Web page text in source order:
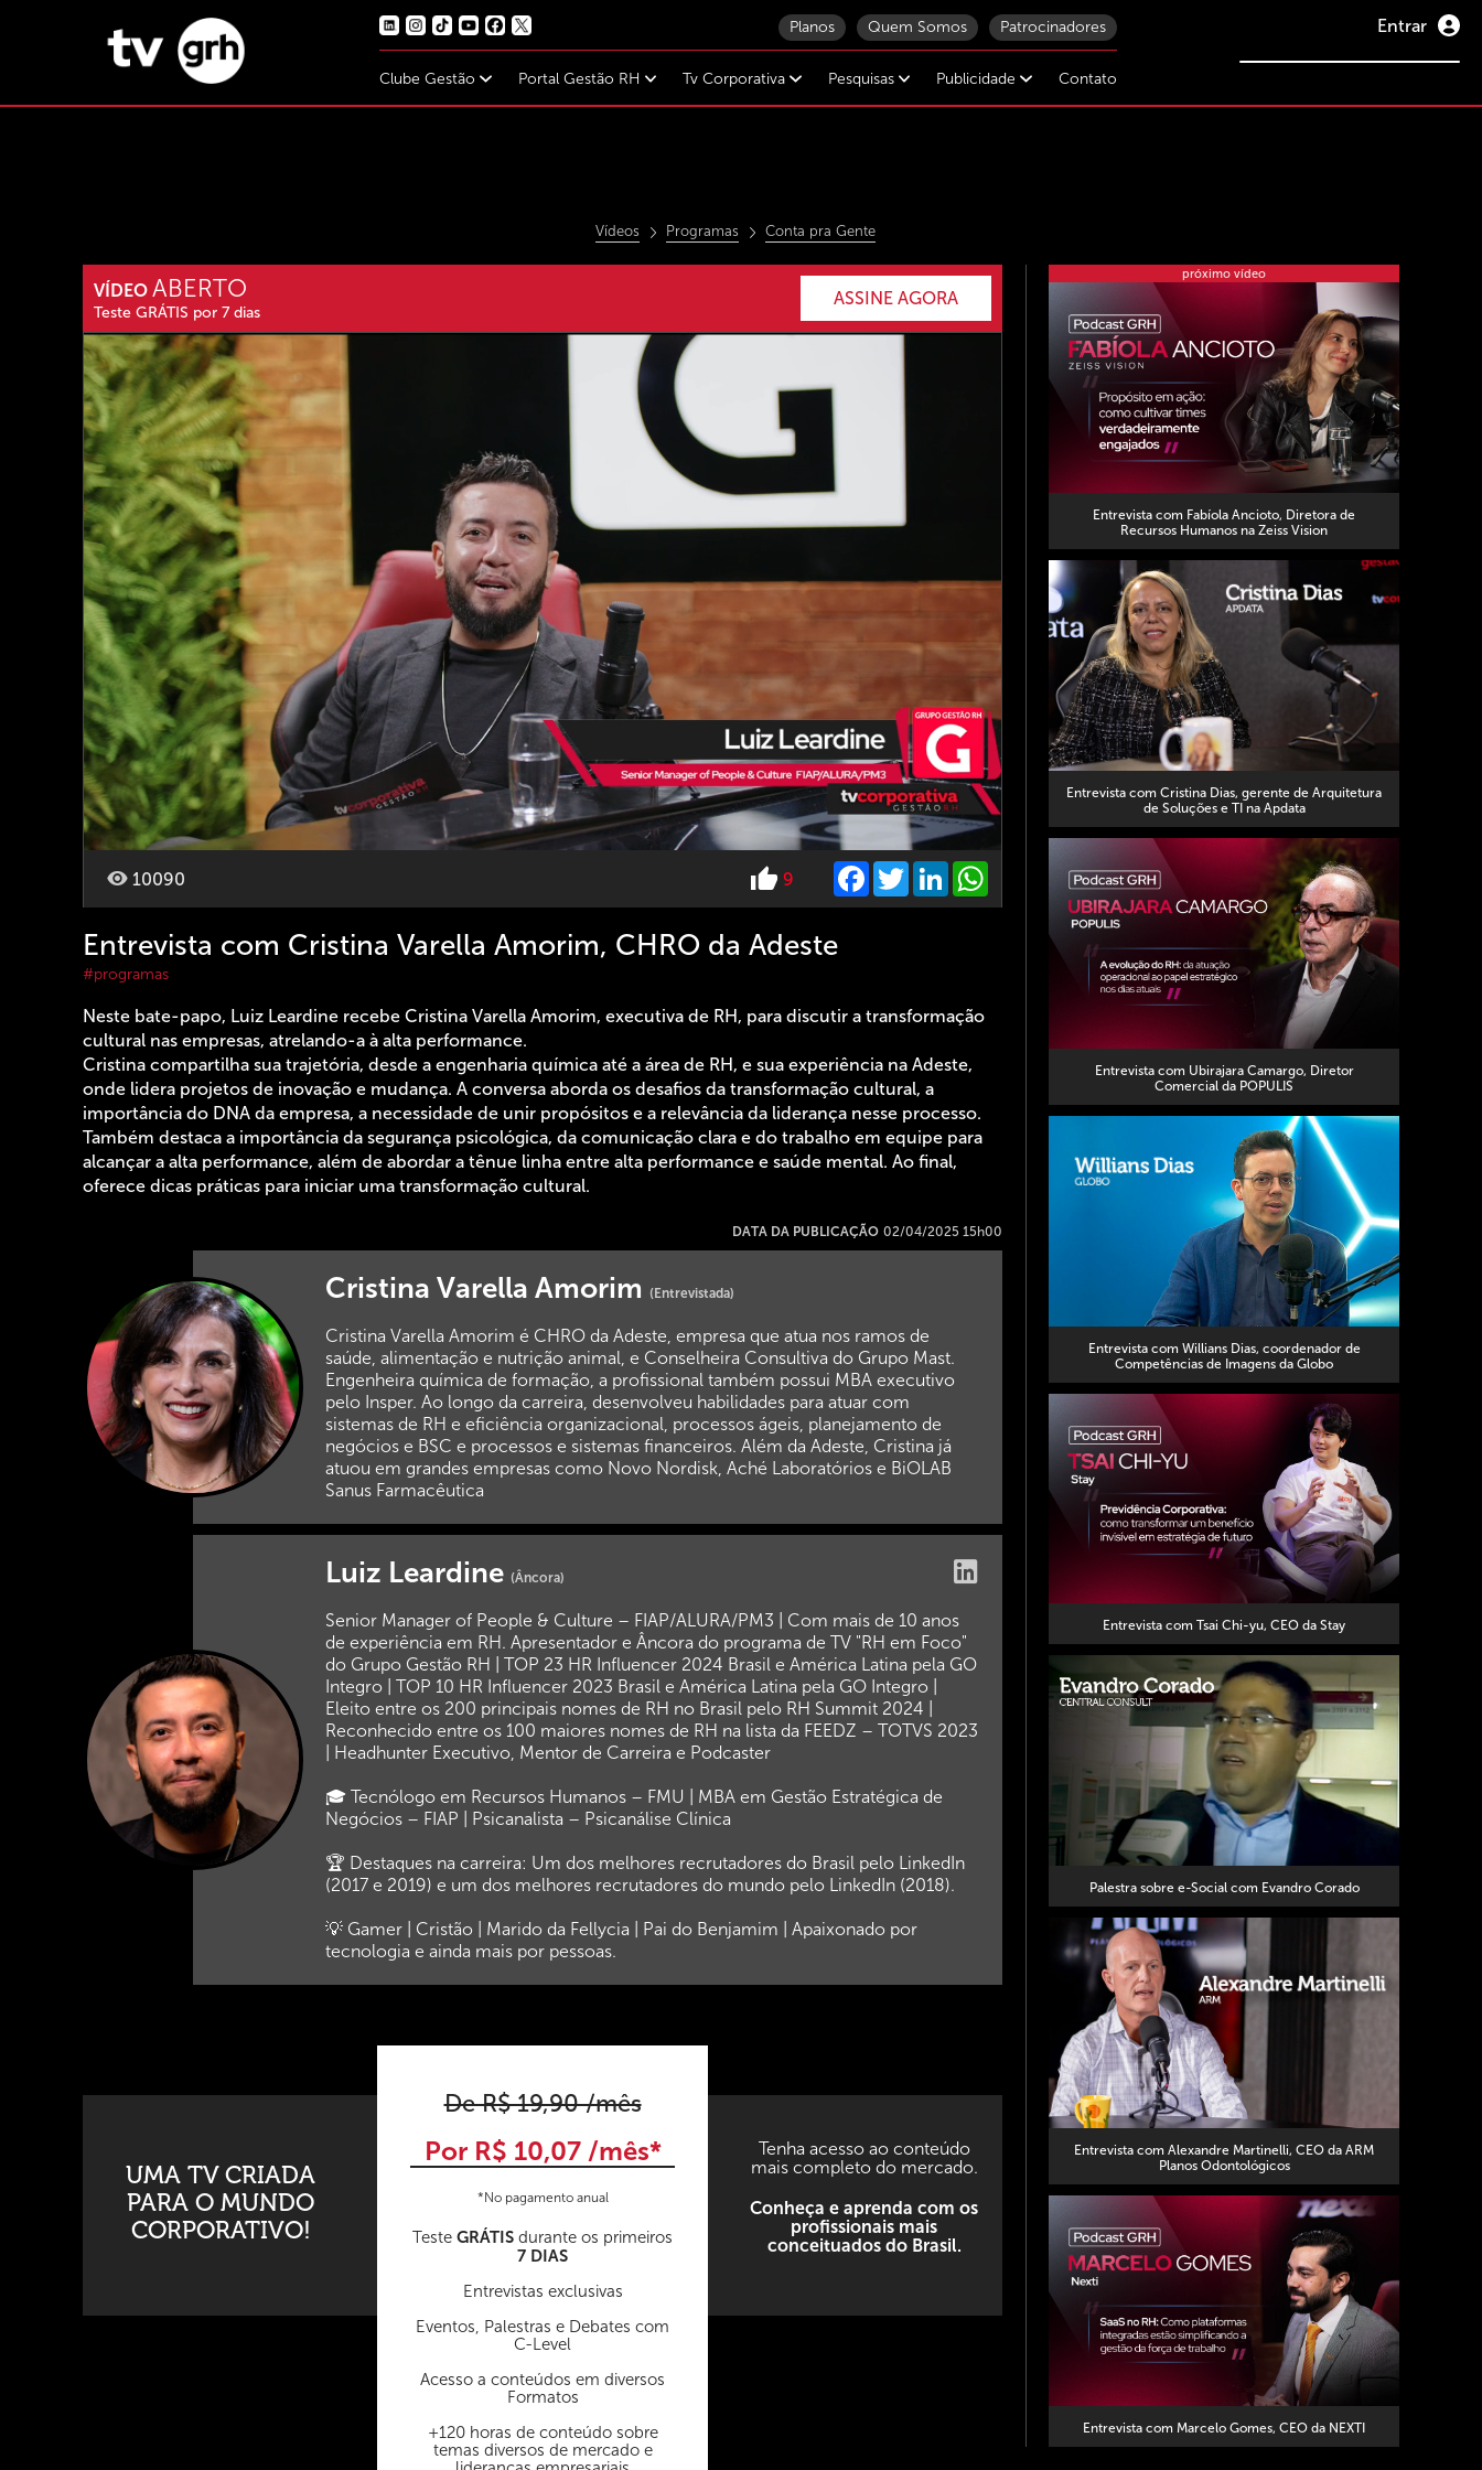
Patrocinadores
Quem Somos
Planos
Clube Gestão Portal Gestão RH Tv Corporativa Pesquisas Publicidade Contato
Entrar
Vídeos Programas Conta pra Gente
VÍDEO ABERTO
Teste GRÁTIS por 7 dias
ASSINE AGORA
10090 9 Facebook
TwitterLinkedInWhatsApp
Entrevista com Cristina Varella Amorim, CHRO da Adeste
#programas
Neste bate-papo, Luiz Leardine recebe Cristina Varella Amorim, executiva de RH, para discutir a transformação
cultural nas empresas, atrelando-a à alta performance.
Cristina compartilha sua trajetória, desde a engenharia química até a área de RH, e sua experiência na Adeste,
onde lidera projetos de inovação e mudança. A conversa aborda os desafios da transformação cultural, a
importância do DNA da empresa, a necessidade de unir propósitos e a relevância da liderança nesse processo.
Também destaca a importância da segurança psicológica, da comunicação clara e do trabalho em equipe para
alcançar a alta performance, além de abordar a tênue linha entre alta performance e saúde mental. Ao final,
oferece dicas práticas para iniciar uma transformação cultural.
DATA DA PUBLICAÇÃO 02/04/2025 15h00
Cristina Varella Amorim (Entrevistada)
Cristina Varella Amorim é CHRO da Adeste, empresa que atua nos ramos de
saúde, alimentação e nutrição animal, e Conselheira Consultiva do Grupo Mast.
Engenheira química de formação, a profissional também possui MBA executivo
pelo Insper. Ao longo da carreira, desenvolveu habilidades para atuar com
sistemas de RH e eficiência organizacional, processos ágeis, planejamento de
negócios e BSC e processos e sistemas financeiros. Além da Adeste, Cristina já
atuou em grandes empresas como Novo Nordisk, Aché Laboratórios e BiOLAB
Sanus Farmacêutica
Luiz Leardine (Âncora)
Senior Manager of People & Culture – FIAP/ALURA/PM3 | Com mais de 10 anos
de experiência em RH. Apresentador e Âncora do programa de TV "RH em Foco"
do Grupo Gestão RH | TOP 23 HR Influencer 2024 Brasil e América Latina pela GO
Integro | TOP 10 HR Influencer 2023 Brasil e América Latina pela GO Integro |
Eleito entre os 200 principais nomes de RH no Brasil pelo RH Summit 2024 |
Reconhecido entre os 100 maiores nomes de RH na lista da FEEDZ – TOTVS 2023
| Headhunter Executivo, Mentor de Carreira e Podcaster
🎓 Tecnólogo em Recursos Humanos – FMU | MBA em Gestão Estratégica de
Negócios – FIAP | Psicanalista – Psicanálise Clínica
🏆 Destaques na carreira: Um dos melhores recrutadores do Brasil pelo LinkedIn
(2017 e 2019) e um dos melhores recrutadores do mundo pelo LinkedIn (2018).
💡 Gamer | Cristão | Marido da Fellycia | Pai do Benjamim | Apaixonado por
tecnologia e ainda mais por pessoas.
UMA TV CRIADA
PARA O MUNDO
CORPORATIVO!
De R$ 19,90 /mês
Por R$ 10,07 /mês*
*No pagamento anual
Teste GRÁTIS durante os primeiros
7 DIAS
Entrevistas exclusivas
Eventos, Palestras e Debates com
C-Level
Acesso a conteúdos em diversos
Formatos
+120 horas de conteúdo sobre
temas diversos de mercado e
Tenha acesso ao conteúdo
mais completo do mercado.
Conheça e aprenda com os
profissionais mais
conceituados do Brasil.
próximo vídeo
Entrevista com Fabíola Ancioto, Diretora de
Recursos Humanos na Zeiss Vision
Entrevista com Cristina Dias, gerente de Arquitetura
de Soluções e TI na Apdata
Entrevista com Ubirajara Camargo, Diretor
Comercial da POPULIS
Entrevista com Willians Dias, coordenador de
Competências de Imagens da Globo
Entrevista com Tsai Chi-yu, CEO da Stay
Palestra sobre e-Social com Evandro Corado
Entrevista com Alexandre Martinelli, CEO da ARM
Planos Odontológicos
Entrevista com Marcelo Gomes, CEO da NEXTI